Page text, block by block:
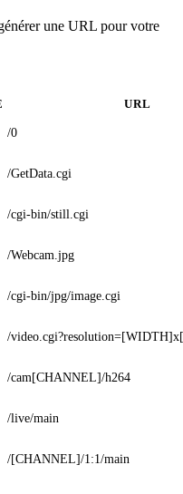
une URL pour votre
URL
/0
/GetData.cgi
/cgi-bin/still.cgi
/Webcam.jpg
/cgi-bin/jpg/image.cgi
/
/cam[CHANNEL]/h264
/live/main
/[CHANNEL]/1:1/main